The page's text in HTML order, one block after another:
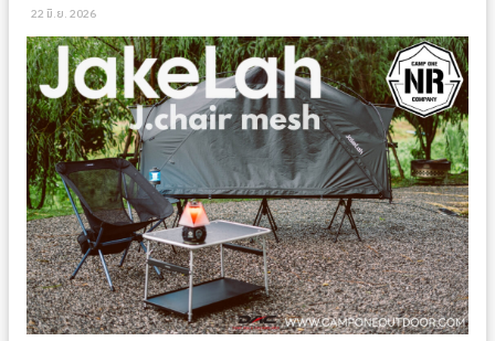
22 มิ.ย. 2026